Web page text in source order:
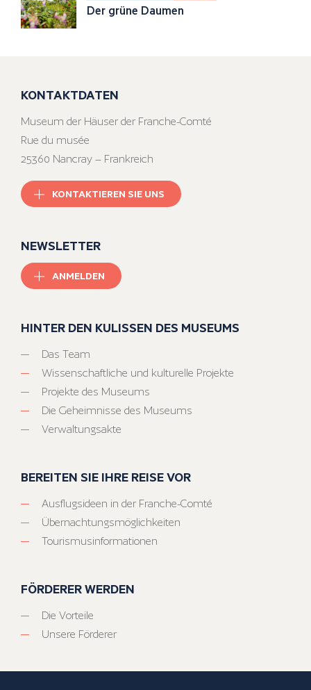
Der grüne Daumen
KONTAKTDATEN
Museum der Häuser der Franche-Comté
Rue du musée
25360 Nancray – Frankreich
KONTAKTIEREN SIE UNS
NEWSLETTER
ANMELDEN
HINTER DEN KULISSEN DES MUSEUMS
Das Team
Wissenschaftliche und kulturelle Projekte
Projekte des Museums
Die Geheimnisse des Museums
Verwaltungsakte
BEREITEN SIE IHRE REISE VOR
Ausflugsideen in der Franche-Comté
Übernachtungsmöglichkeiten
Tourismusinformationen
FÖRDERER WERDEN
Die Vorteile
Unsere Förderer